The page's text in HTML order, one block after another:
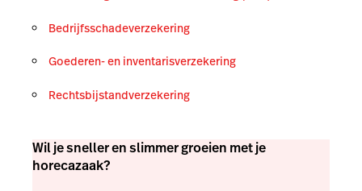
Bedrijfsschadeverzekering
Goederen- en inventarisverzekering
Rechtsbijstandverzekering
Wil je sneller en slimmer groeien met je
horecazaak?